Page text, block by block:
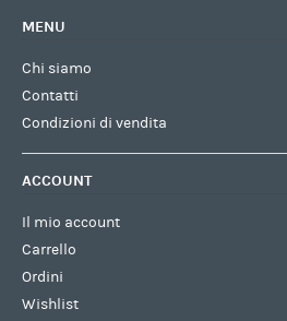
MENU
Chi siamo
Contatti
Condizioni di vendita
ACCOUNT
Il mio account
Carrello
Ordini
Wishlist